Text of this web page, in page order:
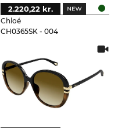
Chloé
CH0365SK - 004
2.220,22 kr.